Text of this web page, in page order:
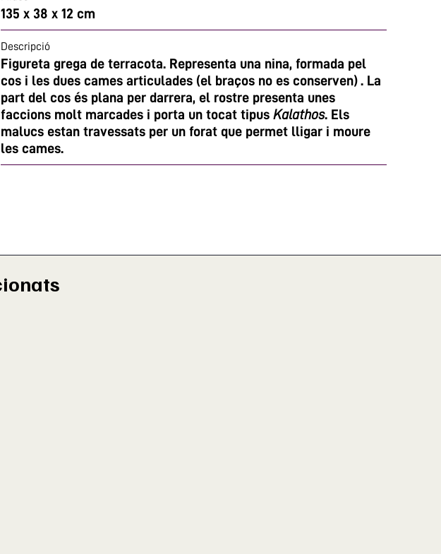
135 x 38 x 12 cm
Descripció
Figureta grega de terracota. Representa una nina, formada pel
cos i les dues cames articulades (el braços no es conserven) . La
part del cos és plana per darrera, el rostre presenta unes
faccions molt marcades i porta un tocat tipus Kalathos. Els
malucs estan travessats per un forat que permet lligar i moure
les cames.